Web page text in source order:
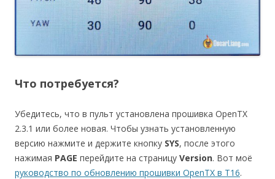
Что потребуется?
Убедитесь, что в пульт установлена прошивка OpenTX
2.3.1 или более новая. Чтобы узнать установленную
версию нажмите и держите кнопку SYS, после этого
нажимая PAGE перейдите на страницу Version. Вот моё
руководство по обновлению прошивки OpenTX в T16.